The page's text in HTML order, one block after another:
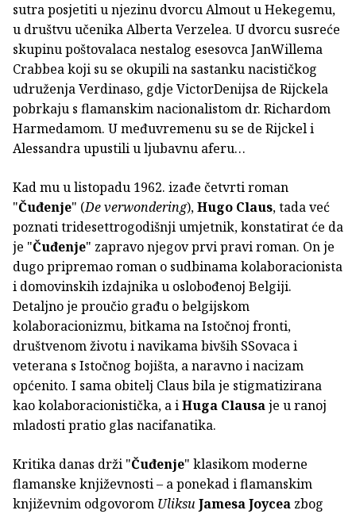
sutra posjetiti u njezinu dvorcu Almout u Hekegemu,
u društvu učenika Alberta Verzelea. U dvorcu susreće
skupinu poštovalaca nestalog esesovca Jan­Willema
Crabbea koji su se okupili na sastanku nacističkog
udruženja Verdinaso, gdje Victor­Denijsa de Rijckela
pobrkaju s flamanskim nacionalistom dr. Richardom
Harmedamom. U međuvremenu su se de Rijckel i
Alessandra upustili u ljubavnu aferu…
Kad mu u listopadu 1962. izađe četvrti roman
"Čuđenje" (De verwondering),Hugo Claus, tada već
poznati tridesettrogodišnji umjetnik, konstatirat će da
je "Čuđenje" zapravo njegov prvi pravi roman. On je
dugo pripremao roman o sudbinama kolaboracionista
i domovinskih izdajnika u oslobođenoj Belgiji.
Detaljno je proučio građu o belgijskom
kolaboracionizmu, bitkama na Istočnoj fronti,
društvenom životu i navikama bivših SS­ovaca i
veterana s Istočnog bojišta, a naravno i nacizam
općenito. I sama obitelj Claus bila je stigmatizirana
kao kolaboracionistička, a iHuga Clausaje u ranoj
mladosti pratio glas naci­fanatika.
Kritika danas drži "Čuđenje" klasikom moderne
flamanske književnosti – a ponekad i flamanskim
književnim odgovorom UliksuJamesa Joycea zbog